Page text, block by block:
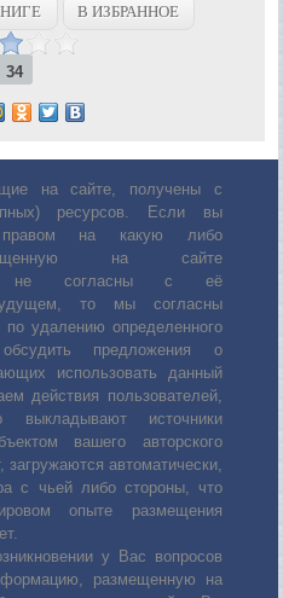
В ИЗБРАННОЕ
34
на сайте, получены с
ресурсов. Если вы
правом на какую либо
на сайте
согласны с её
то мы согласны
по удалению определенного
предложения о
использовать данный
действия пользователей,
выкладывают источники
вашего авторского
автоматически,
с чьей либо стороны, что
опыте размещения
у Вас вопросов
размещенную на